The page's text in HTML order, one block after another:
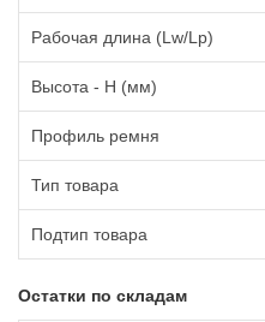
Рабочая длина (Lw/Lp)
Высота - H (мм)
Профиль ремня
Тип товара
Подтип товара
Остатки по складам